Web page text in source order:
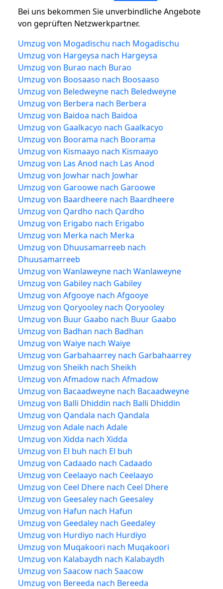
Bei uns bekommen Sie unverbindliche Angebote
von geprüften Netzwerkpartner.
Umzug von Mogadischu nach Mogadischu
Umzug von Hargeysa nach Hargeysa
Umzug von Burao nach Burao
Umzug von Boosaaso nach Boosaaso
Umzug von Beledweyne nach Beledweyne
Umzug von Berbera nach Berbera
Umzug von Baidoa nach Baidoa
Umzug von Gaalkacyo nach Gaalkacyo
Umzug von Boorama nach Boorama
Umzug von Kismaayo nach Kismaayo
Umzug von Las Anod nach Las Anod
Umzug von Jowhar nach Jowhar
Umzug von Garoowe nach Garoowe
Umzug von Baardheere nach Baardheere
Umzug von Qardho nach Qardho
Umzug von Erigabo nach Erigabo
Umzug von Merka nach Merka
Umzug von Dhuusamarreeb nach
Dhuusamarreeb
Umzug von Wanlaweyne nach Wanlaweyne
Umzug von Gabiley nach Gabiley
Umzug von Afgooye nach Afgooye
Umzug von Qoryooley nach Qoryooley
Umzug von Buur Gaabo nach Buur Gaabo
Umzug von Badhan nach Badhan
Umzug von Waiye nach Waiye
Umzug von Garbahaarrey nach Garbahaarrey
Umzug von Sheikh nach Sheikh
Umzug von Afmadow nach Afmadow
Umzug von Bacaadweyne nach Bacaadweyne
Umzug von Balli Dhiddin nach Balli Dhiddin
Umzug von Qandala nach Qandala
Umzug von Adale nach Adale
Umzug von Xidda nach Xidda
Umzug von El buh nach El buh
Umzug von Cadaado nach Cadaado
Umzug von Ceelaayo nach Ceelaayo
Umzug von Ceel Dhere nach Ceel Dhere
Umzug von Geesaley nach Geesaley
Umzug von Hafun nach Hafun
Umzug von Geedaley nach Geedaley
Umzug von Hurdiyo nach Hurdiyo
Umzug von Muqakoori nach Muqakoori
Umzug von Kalabaydh nach Kalabaydh
Umzug von Saacow nach Saacow
Umzug von Bereeda nach Bereeda